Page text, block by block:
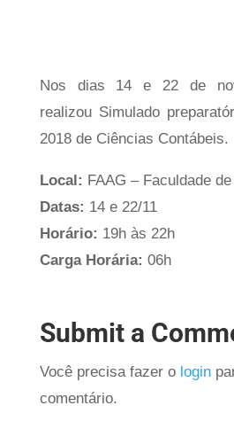
Nos dias 14 e 22 de
realizou Simulado
2018 de Ciências Contábeis.
Local: FAAG – Faculdade
Datas: 14 e 22/11
Horário: 19h às 22h
Carga Horária: 06h
Submit a
Você precisa fazer o login
comentário.